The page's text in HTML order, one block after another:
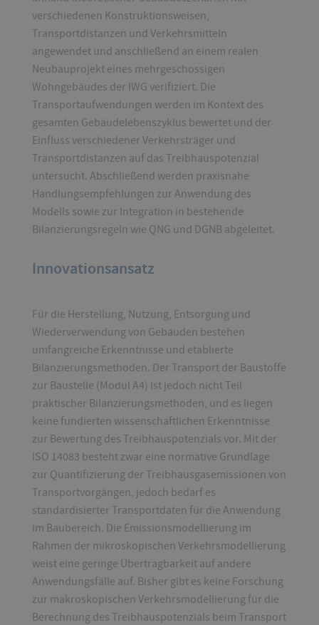
verschiedenen Konstruktionsweisen,
Transportdistanzen und Verkehrsmitteln
angewendet und anschließend an einem realen
Neubauprojekt eines mehrgeschossigen
Wohngebäudes der IWG verifiziert. Die
Transportaufwendungen werden im Kontext des
gesamten Gebäudelebenszyklus bewertet und der
Einfluss verschiedener Verkehrsträger und
Transportdistanzen auf das Treibhauspotenzial
untersucht. Abschließend werden praxisnahe
Handlungsempfehlungen zur Anwendung des
Modells sowie zur Integration in bestehende
Bilanzierungsregeln wie QNG und DGNB abgeleitet.
Innovationsansatz
Für die Herstellung, Nutzung, Entsorgung und
Wiederverwendung von Gebäuden bestehen
umfangreiche Erkenntnisse und etablierte
Bilanzierungsmethoden. Der Transport der Baustoffe
zur Baustelle (Modul A4) ist jedoch nicht Teil
praktischer Bilanzierungsmethoden, und es liegen
keine fundierten wissenschaftlichen Erkenntnisse
zur Bewertung des Treibhauspotenzials vor. Mit der
ISO 14083 besteht zwar eine normative Grundlage
zur Quantifizierung der Treibhausgasemissionen von
Transportvorgängen, jedoch bedarf es
standardisierter Transportdaten für die Anwendung
im Baubereich. Die Emissionsmodellierung im
Rahmen der mikroskopischen Verkehrsmodellierung
weist eine geringe Übertragbarkeit auf andere
Anwendungsfälle auf. Bisher gibt es keine Forschung
zur makroskopischen Verkehrsmodellierung für die
Berechnung des Treibhauspotenzials beim Transport